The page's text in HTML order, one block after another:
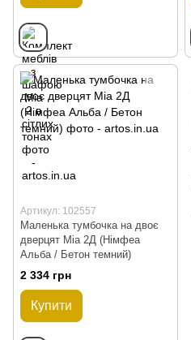
Артикул: 102557
Маленька тумбочка на двоє
дверцят Mia 2Д (Німфеа
Альба / Бетон темний)
2 334 грн
Купити